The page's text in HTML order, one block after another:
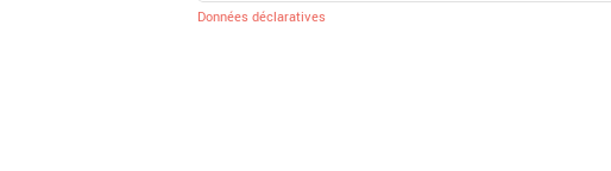
Données déclaratives